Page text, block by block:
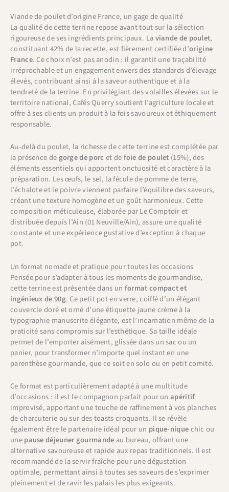
Viande de poulet d’origine France, un gage de qualité
La qualité de cette terrine repose avant tout sur la sélection
rigoureuse de ses ingrédients principaux. Laviande de poulet,
constituant 42% de la recette, est fièrement certifiée d’origine
France. Ce choix n’est pas anodin : il garantit une traçabilité
irréprochable et un engagement envers des standards d’élevage
élevés, contribuant ainsi à la saveur authentique et à la
tendreté de la terrine. En privilégiant des volailles élevées sur le
territoire national, Cafés Querry soutient l’agriculture locale et
offre à ses clients un produit à la fois savoureux et éthiquement
responsable.
Au-delà du poulet, la richesse de cette terrine est complétée par
la présence degorge de porc et defoie de poulet (15%), des
éléments essentiels qui apportent onctuosité et caractère à la
préparation. Les œufs, le sel, la fécule de pomme de terre,
l’échalote et le poivre viennent parfaire l’équilibre des saveurs,
créant une texture homogène et un goût harmonieux. Cette
composition méticuleuse, élaborée par Le Comptoir et
distribuée depuis l’Ain (01 Neuville/Ain), assure une qualité
constante et une expérience gustative d’exception à chaque
pot.
Un format nomade et pratique pour toutes les occasions
Pensée pour s’adapter à tous les moments de gourmandise,
cette terrine est présentée dans un format compact et
ingénieux de 90g. Ce petit pot en verre, coiffé d’un élégant
couvercle doré et orné d’une étiquette jaune crème à la
typographie manuscrite élégante, est l’incarnation même de la
praticité sans compromis sur l’esthétique. Sa taille idéale
permet de l’emporter aisément, glissée dans un sac ou un
panier, pour transformer n’importe quel instant en une
parenthèse gourmande, que ce soit en solo ou en petit comité.
Ce format est particulièrement adapté à une multitude
d’occasions : il est le compagnon parfait pour un apéritif
improvisé, apportant une touche de raffinement à vos planches
de charcuterie ou sur des toasts croquants. Il se révèle
également être le partenaire idéal pour un pique-niquechic ou
unepause déjeuner gourmandeau bureau, offrant une
alternative savoureuse et rapide aux repas traditionnels. Il est
recommandé de la servir fraîche pour une dégustation
optimale, permettant ainsi à toutes ses saveurs de s’exprimer
pleinement et de ravir les palais les plus exigeants.